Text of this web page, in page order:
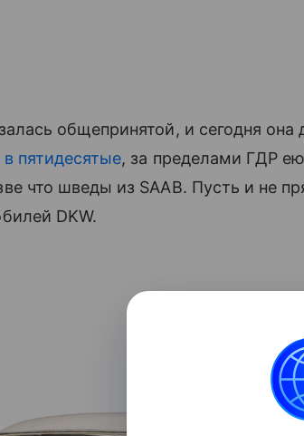
общепринятой, и сегодня она
в пятидесятые, за пределами ГДР
что шведы из SAAB. Пусть и не
DKW.